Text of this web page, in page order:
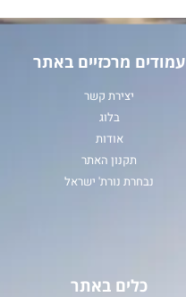
עמודים מרכזיים באתר
יצירת קשר
בלוג
אודות
תקנון האתר
נבחרת נורת' ישראל
כלים באתר